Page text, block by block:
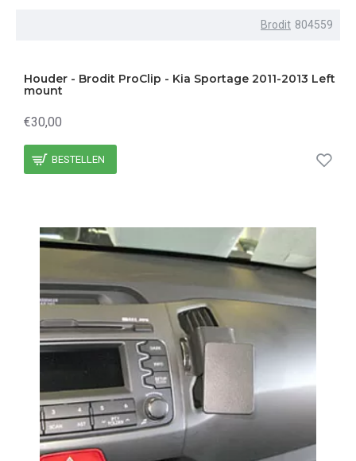
Brodit 804559
Houder - Brodit ProClip - Kia Sportage 2011-2013 Left
mount
€30,00
BESTELLEN